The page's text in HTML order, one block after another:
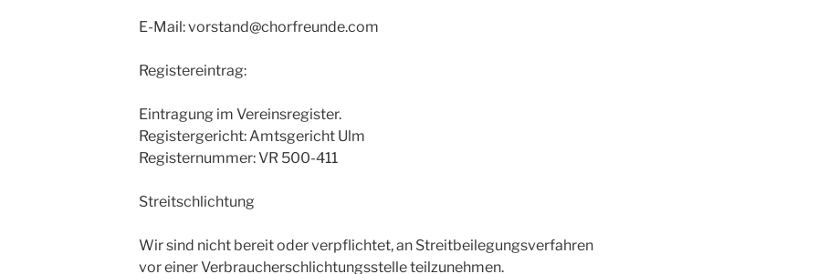
E-Mail: vorstand@chorfreunde.com
Registereintrag:
Eintragung im Vereinsregister.
Registergericht: Amtsgericht Ulm
Registernummer: VR 500-411
Streitschlichtung
Wir sind nicht bereit oder verpflichtet, an Streitbeilegungsverfahren
vor einer Verbraucherschlichtungsstelle teilzunehmen.